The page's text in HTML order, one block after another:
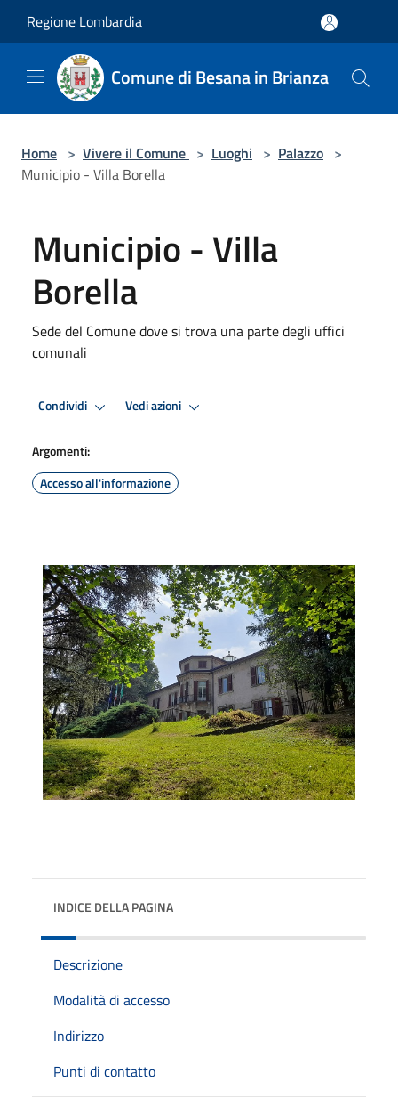
Regione Lombardia
Comune di Besana in Brianza
Home > Vivere il Comune > Luoghi > Palazzo >
Municipio - Villa Borella
Municipio - Villa
Borella
Sede del Comune dove si trova una parte degli uffici
comunali
Condividi Vedi azioni
Argomenti:
Accesso all'informazione
INDICE DELLA PAGINA
Descrizione
Modalità di accesso
Indirizzo
Punti di contatto